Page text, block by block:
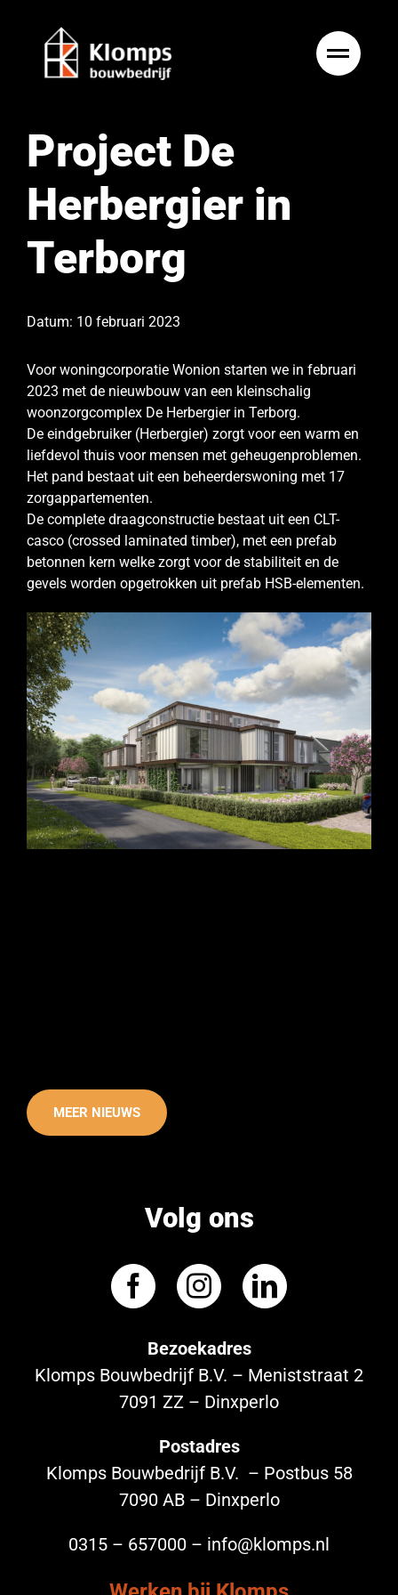
Project De
Herbergier in
Terborg
Datum: 10 februari 2023
Voor woningcorporatie Wonion starten we in februari
2023 met de nieuwbouw van een kleinschalig
woonzorgcomplex De Herbergier in Terborg.
De eindgebruiker (Herbergier) zorgt voor een warm en
liefdevol thuis voor mensen met geheugenproblemen.
Het pand bestaat uit een beheerderswoning met 17
zorgappartementen.
De complete draagconstructie bestaat uit een CLT-
casco (crossed laminated timber), met een prefab
betonnen kern welke zorgt voor de stabiliteit en de
gevels worden opgetrokken uit prefab HSB-elementen.
MEER NIEUWS
Volg ons
Bezoekadres
Klomps Bouwbedrijf B.V. – Meniststraat 2
7091 ZZ – Dinxperlo
Postadres
Klomps Bouwbedrijf B.V. – Postbus 58
7090 AB – Dinxperlo
0315 – 657000 – info@klomps.nl